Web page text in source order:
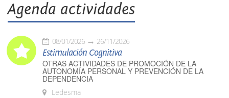
Agenda actividades
08/01/2026 26/11/2026
Estimulación Cognitiva
OTRAS ACTIVIDADES DE PROMOCIÓN DE LA
AUTONOMÍA PERSONAL Y PREVENCIÓN DE LA
DEPENDENCIA
Ledesma